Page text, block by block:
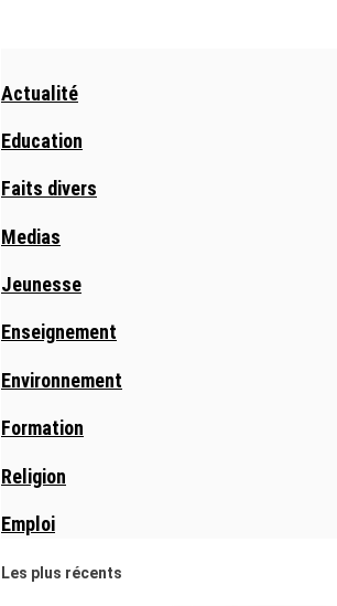
Actualité
Education
Faits divers
Medias
Jeunesse
Enseignement
Environnement
Formation
Religion
Emploi
Les plus récents